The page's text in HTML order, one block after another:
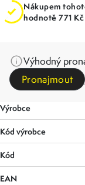
Nákupem
hodnotě 771 Kč
Výhodný
Pronajmout
Výrobce
Kód výrobce
Kód
EAN